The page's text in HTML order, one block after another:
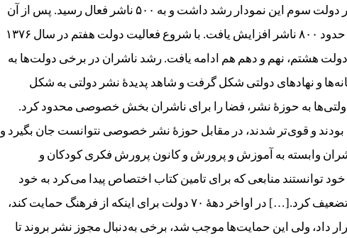
کتاب، در سال ۱۳۵۷ کمتر از ۵۰۰ ناشر فعال بودند. در دولت سوم این نمودار رشد داشت و به ۵۰۰ ناشر فعال رسید. پس از آن
در پایان سال‌های دولت پنجم این تعداد رشد کرد و تا حدود ۸۰۰ ناشر افزایش یافت. با شروع فعالیت دولت هفتم در سال ۱۳۷۶
هشتم، نهم و دهم هم ادامه یافت. رشد ناشران در برخی دولت‌ها به
و نهادهای دولتی شکل گرفت و شاهد پدیدۀ نشر دولتی به شکل
دولتی‌ها به حوزۀ نشر، فضا را برای ناشران بخش خصوصی محدود کرد.
و قوی‌تر شدند، در مقابل حوزۀ نشر خصوصی نتوانست جان بگیرد و
وابسته به آموزش و پرورش و کانون پرورش فکری کودکان و
توانستند منابعی که برای تامین کتاب اختصاص پیدا می‌کرد به خود
جذب کنند و این موضوع بخش خصوصی را به‌ مرور تضعیف کرد.[…] در اواخر دهۀ ۷۰ دولت برای اینکه از فرهنگ حمایت کند،
داد، ولی این حمایت‌ها موجب شد، برخی به‌دنبال مجوز نشر بروند تا